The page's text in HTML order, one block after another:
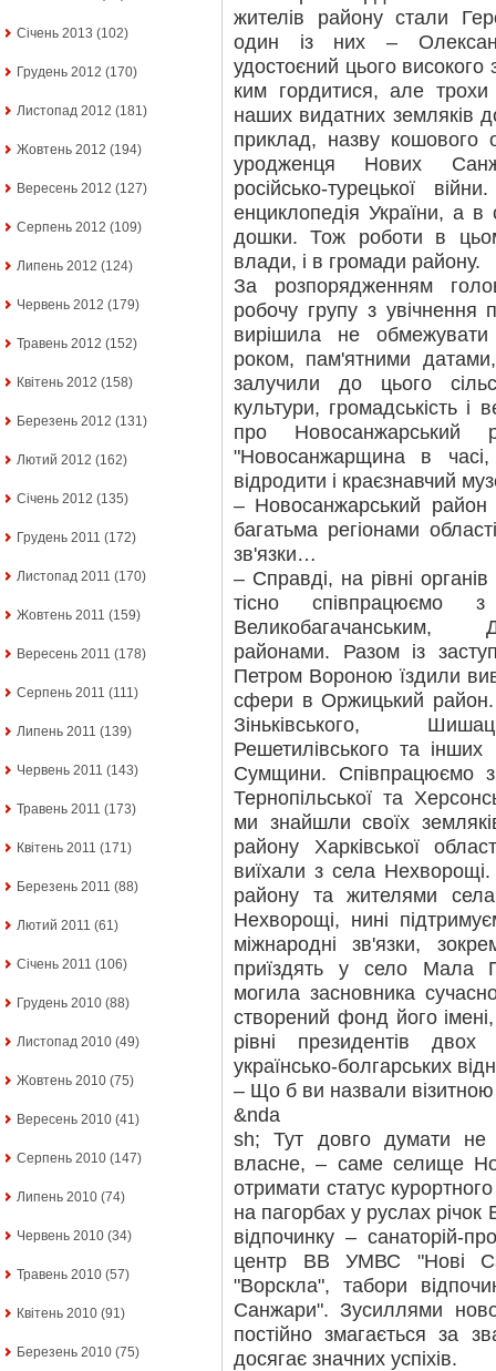
Січень 2013 (102)
Грудень 2012 (170)
Листопад 2012 (181)
Жовтень 2012 (194)
Вересень 2012 (127)
Серпень 2012 (109)
Липень 2012 (124)
Червень 2012 (179)
Травень 2012 (152)
Квітень 2012 (158)
Березень 2012 (131)
Лютий 2012 (162)
Січень 2012 (135)
Грудень 2011 (172)
Листопад 2011 (170)
Жовтень 2011 (159)
Вересень 2011 (178)
Серпень 2011 (111)
Липень 2011 (139)
Червень 2011 (143)
Травень 2011 (173)
Квітень 2011 (171)
Березень 2011 (88)
Лютий 2011 (61)
Січень 2011 (106)
Грудень 2010 (88)
Листопад 2010 (49)
Жовтень 2010 (75)
Вересень 2010 (41)
Серпень 2010 (147)
Липень 2010 (74)
Червень 2010 (34)
Травень 2010 (57)
Квітень 2010 (91)
Березень 2010 (75)
жителів району стали
один із них –
удостоєний цього
ким гордитися, але
наших видатних земляків
приклад, назву кошового
уродженця Нових
російсько-турецької
енциклопедія України, а в
дошки. Тож роботи в
влади, і в громади району.
За розпорядженням
робочу групу з увічнення
вирішила не
роком, пам'ятними
залучили до цього
культури, громадськість і
про Новосанжарський
"Новосанжарщина в
відродити і краєзнавчий
– Новосанжарський район
багатьма регіонами
зв'язки…
– Справді, на рівні
тісно співпрацюємо з
Великобагачанським,
районами. Разом із
Петром Вороною їздили
сфери в Оржицький район.
Зіньківського,
Решетилівського та
Сумщини. Співпрацюємо
Тернопільської та
ми знайшли своїх
району Харківської
виїхали з села
району та жителями
Нехворощі, нині
міжнародні зв'язки,
приїздять у село Мала
могила засновника
створений фонд його імені,
рівні президентів
українсько-болгарських
– Що б ви назвали
&nda
sh; Тут довго думати не
власне, – саме селище
отримати статус
на пагорбах у руслах річок
відпочинку – санаторій-
центр ВВ УМВС "Нові
"Ворскла", табори
Санжари". Зусиллями
постійно змагається за
досягає значних успіхів.